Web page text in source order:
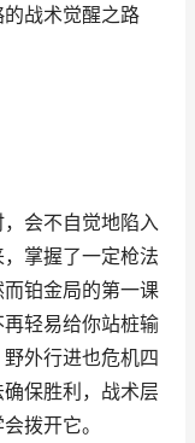
战术觉醒之路
会不自觉地陷入
掌握了一定枪法
铂金局的第一课
轻易给你站桩输
外行进也危机四
保胜利，战术层
拨开它。